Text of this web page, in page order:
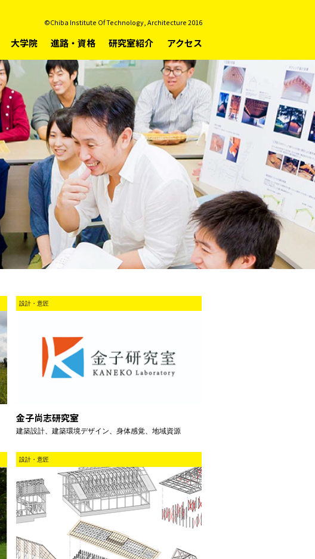
©Chiba Institute Of Technology, Architecture 2016
大学院 進路・資格 研究室紹介 アクセス
設計・意匠
金子尚志研究室
建築設計、建築環境デザイン、身体感覚、地域資源
設計・意匠